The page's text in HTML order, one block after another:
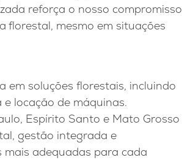
reforça o nosso compromisso
florestal, mesmo em situações
em soluções florestais, incluindo
locação de máquinas.
Espírito Santo e Mato Grosso
gestão integrada e
adequadas para cada